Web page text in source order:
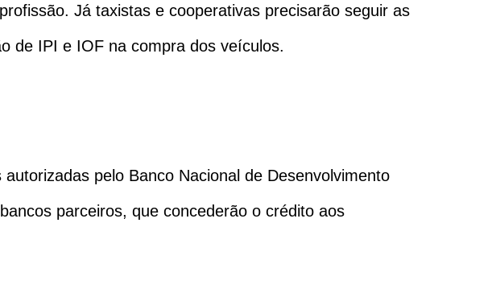
Já taxistas e cooperativas precisarão seguir as
de IPI e IOF na compra dos veículos.
pelo Banco Nacional de Desenvolvimento
parceiros, que concederão o crédito aos